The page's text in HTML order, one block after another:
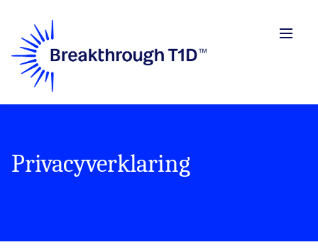
main
content
Privacyverklaring